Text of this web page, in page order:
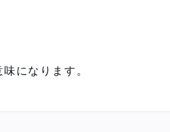
になります。